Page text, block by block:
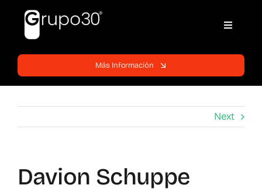
content
Toggle
Inicio
Blog
Más Información
Next
Davion Schuppe